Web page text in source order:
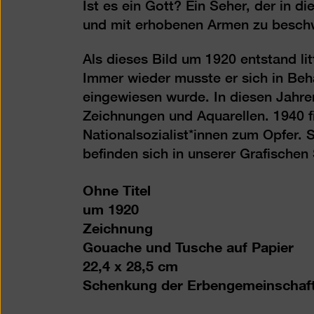
Ist es ein Gott? Ein Seher, der in
und mit erhobenen Armen zu
Als dieses Bild um 1920 entstand
Immer wieder musste er sich in
eingewiesen wurde. In diesen
Zeichnungen und Aquarellen. 1940
Nationalsozialist*innen zum Opfer.
befinden sich in unserer Grafischen
Ohne Titel
um 1920
Zeichnung
Gouache und Tusche auf Papier
22,4 x 28,5 cm
Schenkung der